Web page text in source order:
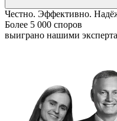
Честно. Эффективно.
Более 5 000 споров
выиграно нашими